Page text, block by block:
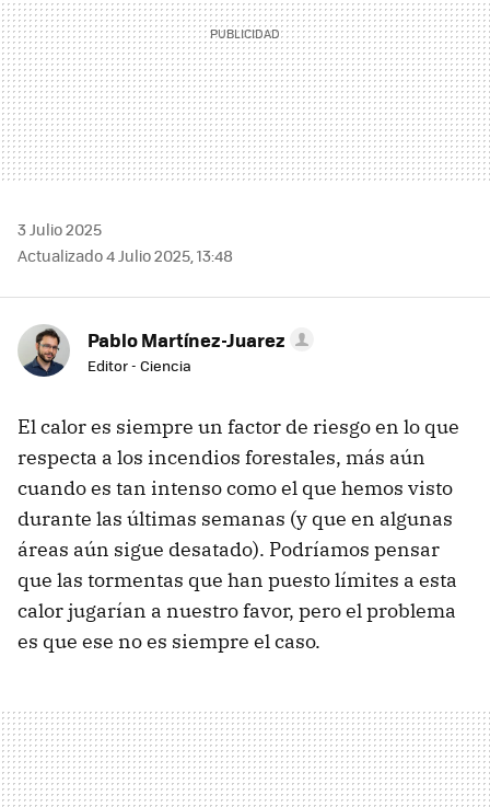
3 Julio 2025
Actualizado 4 Julio 2025, 13:48
Pablo Martínez-Juarez
Editor - Ciencia
El calor es siempre un factor de riesgo en lo que
respecta a los incendios forestales, más aún
cuando es tan intenso como el que hemos visto
durante las últimas semanas (y que en algunas
áreas aún sigue desatado). Podríamos pensar
que las tormentas que han puesto límites a esta
calor jugarían a nuestro favor, pero el problema
es que ese no es siempre el caso.